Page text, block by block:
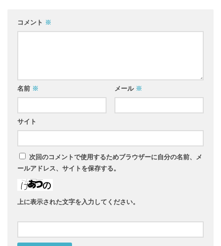
コメント ※
名前 ※ メール ※
サイト
次回のコメントで使用するためブラウザーに自分の名前、メ
ールアドレス、サイトを保存する。
上に表示された文字を入力してください。